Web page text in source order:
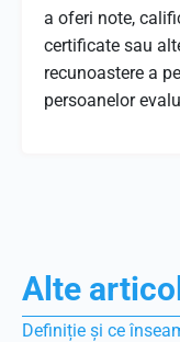
a oferi note,
certificate sau
recunoastere a
persoanelor
Alte
Definiție și ce